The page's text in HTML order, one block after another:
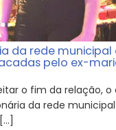
da rede municipal
pelo ex-
o fim da relação,
da rede